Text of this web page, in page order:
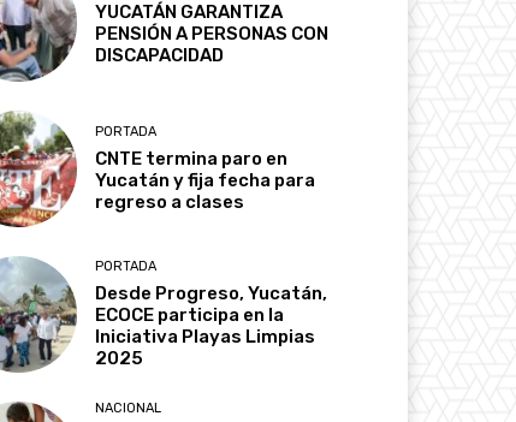
YUCATÁN GARANTIZA
PENSIÓN A PERSONAS CON
DISCAPACIDAD
PORTADA
CNTE termina paro en
Yucatán y fija fecha para
regreso a clases
PORTADA
Desde Progreso, Yucatán,
ECOCE participa en la
Iniciativa Playas Limpias
2025
NACIONAL